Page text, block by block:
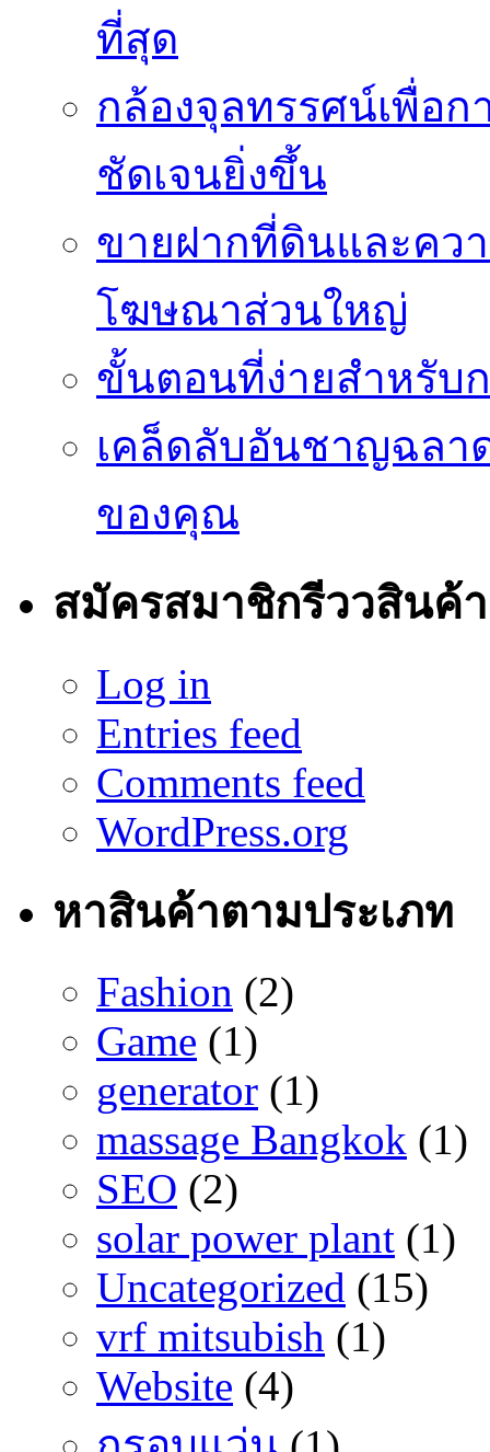
ที่สุด
กล้องจุลทรรศน์เพื่อ
ชัดเจนยิ่งขึ้น
ขายฝากที่ดินและคว
โฆษณาส่วนใหญ่
ขั้นตอนที่ง่ายสำหรับ
เคล็ดลับอันชาญฉลา
ของคุณ
สมัครสมาชิกรีววสินค้า
Log in
Entries feed
Comments feed
WordPress.org
หาสินค้าตามประเภท
Fashion (2)
Game (1)
generator (1)
massage Bangkok (1)
SEO (2)
solar power plant (1)
Uncategorized (15)
vrf mitsubish (1)
Website (4)